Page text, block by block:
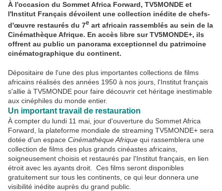
À l'occasion du Sommet Africa Forward, TV5MONDE et
l'Institut Français dévoilent une collection inédite de chefs-
d'œuvre restaurés du 7e art africain rassemblés au sein de la
Cinémathèque Afrique. En accès libre sur TV5MONDE+, ils
offrent au public un panorama exceptionnel du patrimoine
cinématographique du continent.
Dépositaire de l'une des plus importantes collections de films
africains réalisés des années 1950 à nos jours, l'Institut français
s'allie à TV5MONDE pour faire découvrir cet héritage inestimable
aux cinéphiles du monde entier.
Un important travail de restauration
À compter du lundi 11 mai, jour d'ouverture du Sommet Africa
Forward, la plateforme mondiale de streaming TV5MONDE+ sera
dotée d'un espace Cinémathèque Afrique qui rassemblera une
collection de films des plus grands cinéastes africains,
soigneusement choisis et restaurés par l'Institut français, en lien
étroit avec les ayants droit. Ces films seront disponibles
gratuitement sur tous les continents, ce qui leur donnera une
visibilité inédite auprès du grand public.